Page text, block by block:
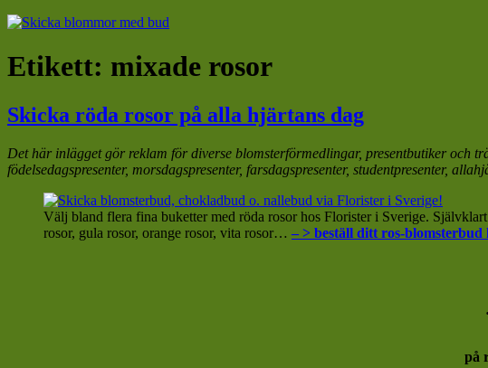
Etikett: mixade rosor
Skicka röda rosor på alla hjärtans dag
Det här inlägget gör reklam för diverse blomsterförmedlingar, presentbutiker och
födelsedagspresenter, morsdagspresenter, farsdagspresenter, studentpresenter,
Välj bland flera fina buketter med röda rosor hos Florister i Sverige.
rosor, gula rosor, orange rosor, vita rosor… – > beställ ditt ros-blomsterbud
på